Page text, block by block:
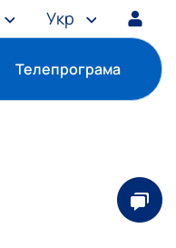
Укр
Телепрограма